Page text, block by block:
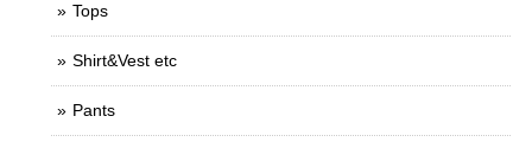
Tops
Shirt&Vest etc
Pants